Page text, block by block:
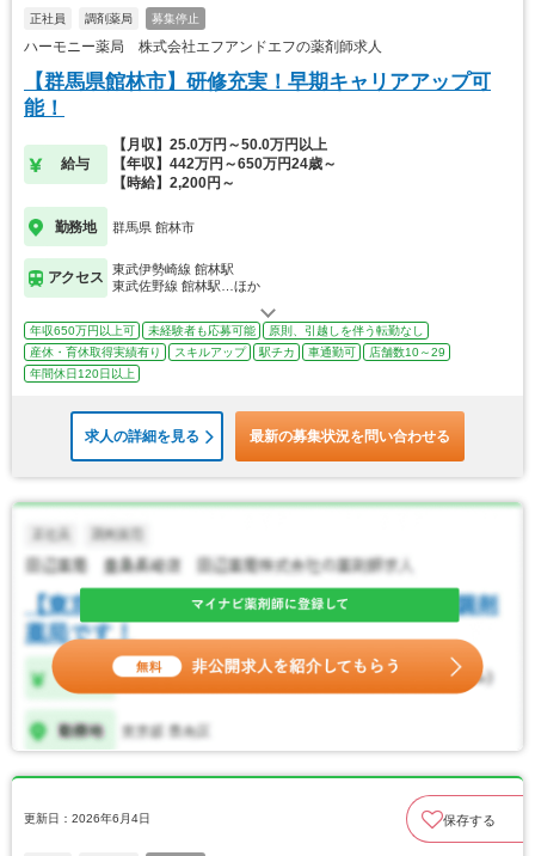
正社員 調剤薬局 募集停止
ハーモニー薬局 株式会社エフアンドエフの薬剤師求人
【群馬県館林市】研修充実！早期キャリアアップ可
能！
給与
【月収】25.0万円～50.0万円以上
【年収】442万円～650万円24歳～
【時給】2,200円～
勤務地 群馬県 館林市
アクセス
東武伊勢崎線 館林駅
東武佐野線 館林駅…ほか
年収650万円以上可 未経験者も応募可能
原則、引越しを伴う転勤なし
産休・育休取得実績有り
スキルアップ 駅チカ 車通勤可
店舗数10～29
年間休日120日以上
求人の詳細を見る 最新の募集状況を問い合わせる
更新日：2026年6月4日 保存する